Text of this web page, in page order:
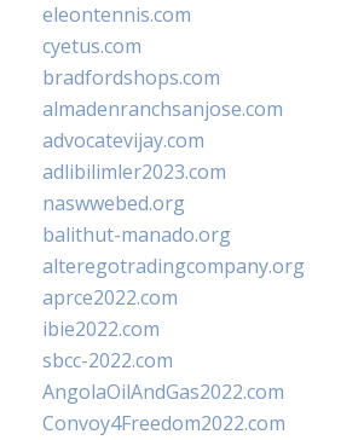
eleontennis.com
cyetus.com
bradfordshops.com
almadenranchsanjose.com
advocatevijay.com
adlibilimler2023.com
naswwebed.org
balithut-manado.org
alteregotradingcompany.org
aprce2022.com
ibie2022.com
sbcc-2022.com
AngolaOilAndGas2022.com
Convoy4Freedom2022.com